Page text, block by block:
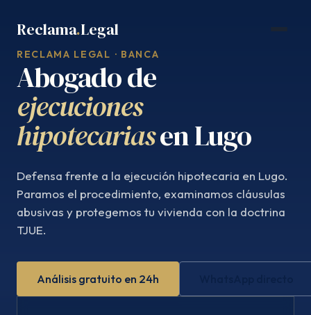
Reclama.Legal
RECLAMA LEGAL · BANCA
Abogado de
ejecuciones
hipotecariasen Lugo
Defensa frente a la ejecución hipotecaria en Lugo.
Paramos el procedimiento, examinamos cláusulas
abusivas y protegemos tu vivienda con la doctrina
TJUE.
Análisis gratuito en 24h